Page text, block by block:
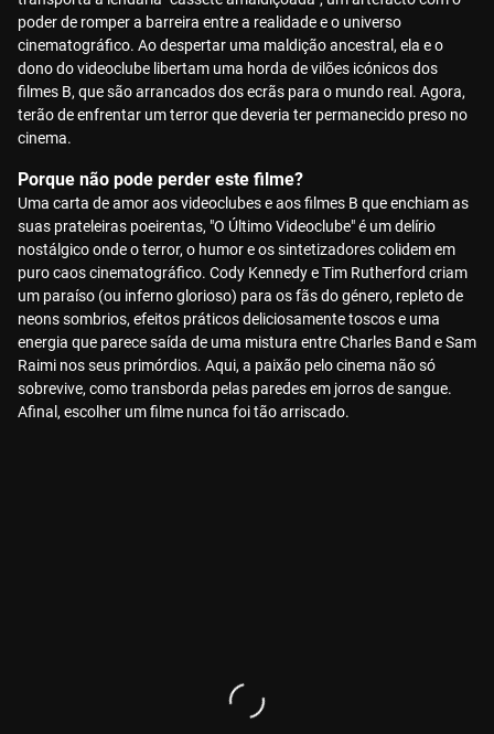
poder de romper a barreira entre a realidade e o universo
cinematográfico. Ao despertar uma maldição ancestral, ela e o
dono do videoclube libertam uma horda de vilões icónicos dos
filmes B, que são arrancados dos ecrãs para o mundo real. Agora,
terão de enfrentar um terror que deveria ter permanecido preso no
cinema.
Porque não pode perder este filme?
Uma carta de amor aos videoclubes e aos filmes B que enchiam as
suas prateleiras poeirentas, "O Último Videoclube" é um delírio
nostálgico onde o terror, o humor e os sintetizadores colidem em
puro caos cinematográfico. Cody Kennedy e Tim Rutherford criam
um paraíso (ou inferno glorioso) para os fãs do género, repleto de
neons sombrios, efeitos práticos deliciosamente toscos e uma
energia que parece saída de uma mistura entre Charles Band e Sam
Raimi nos seus primórdios. Aqui, a paixão pelo cinema não só
sobrevive, como transborda pelas paredes em jorros de sangue.
Afinal, escolher um filme nunca foi tão arriscado.